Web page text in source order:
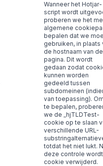
Wanneer het Hotjar-
script wordt
proberen we het
algemene
bepalen dat we
gebruiken, in plaats
de hostnaam van de
pagina. Dit wordt
gedaan zodat
kunnen worden
gedeeld tussen
subdomeinen
van toepassing).
te bepalen,
we de _hjTLDTest-
cookie op te slaan
verschillende URL-
totdat het niet lukt.
deze controle
cookie verwijderd.